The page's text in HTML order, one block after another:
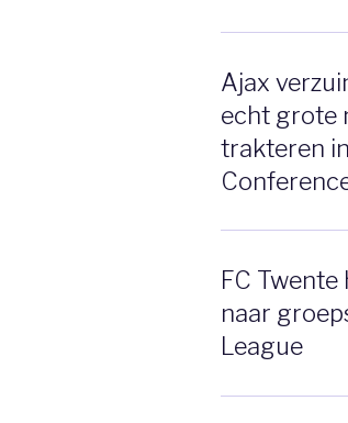
Ajax
echt grote
trakteren
FC
naar
League